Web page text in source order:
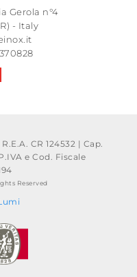
Gerola n°4
- Italy
CR 124532 | Cap.
e Cod. Fiscale
Reserved